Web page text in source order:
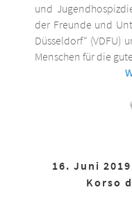
und
der Freunde und
Düsseldorf“ (VDFU)
Menschen für die
16. Juni
Korso